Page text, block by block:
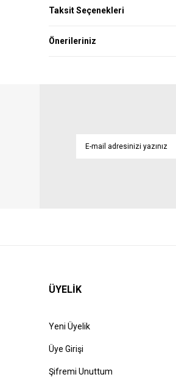
Taksit Seçenekleri
Önerileriniz
ÜYELİK
Yeni Üyelik
Üye Girişi
Şifremi Unuttum